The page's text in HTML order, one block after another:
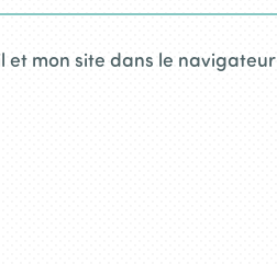
mon site dans le